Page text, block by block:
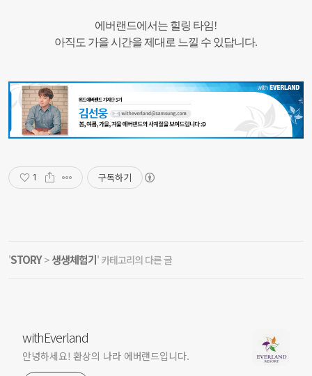
에버랜드에서는 힐링 타임!
아직도 가을 시간을 제대로 느낄 수 있답니다.
1 구독하기
'STORY>생생체험기' 카테고리의 다른 글
withEverland
안녕하세요! 환상의 나라 에버랜드입니다.